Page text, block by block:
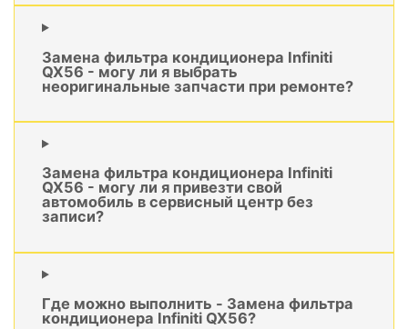
Замена фильтра кондиционера Infiniti
QX56 - могу ли я выбрать
неоригинальные запчасти при ремонте?
Замена фильтра кондиционера Infiniti
QX56 - могу ли я привезти свой
автомобиль в сервисный центр без
записи?
Где можно выполнить - Замена фильтра
кондиционера Infiniti QX56?